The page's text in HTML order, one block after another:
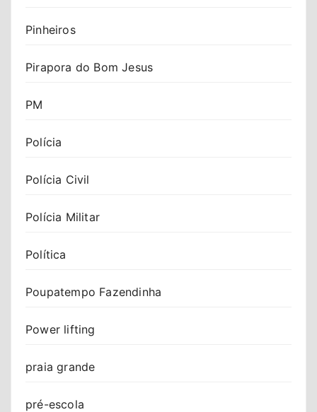
Pinheiros
Pirapora do Bom Jesus
PM
Polícia
Polícia Civil
Polícia Militar
Política
Poupatempo Fazendinha
Power lifting
praia grande
pré-escola